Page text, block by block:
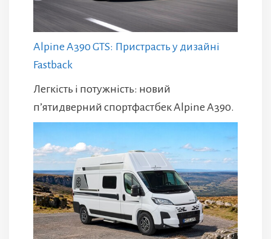
Alpine A390 GTS: Пристрасть у дизайні
Fastback
Легкість і потужність: новий
п’ятидверний спортфастбек Alpine A390.